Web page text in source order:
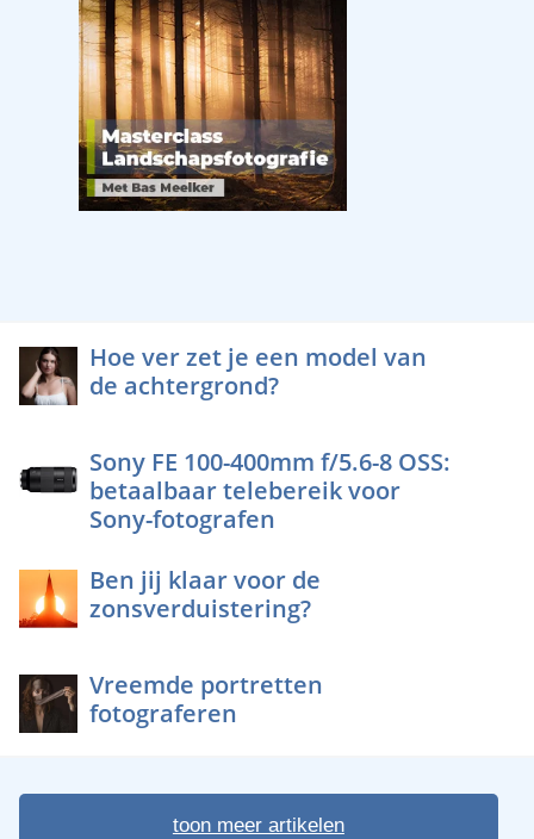
Hoe ver zet je een model van
de achtergrond?
Sony FE 100-400mm f/5.6-8 OSS:
betaalbaar telebereik voor
Sony-fotografen
Ben jij klaar voor de
zonsverduistering?
Vreemde portretten
fotograferen
toon meer artikelen